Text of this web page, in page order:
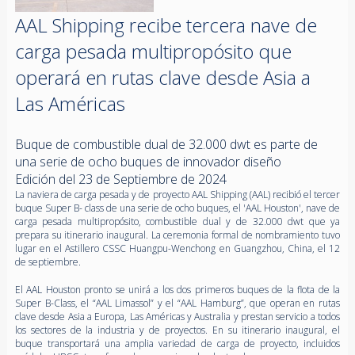
AAL Shipping recibe tercera nave de
carga pesada multipropósito que
operará en rutas clave desde Asia a
Las Américas
Buque de combustible dual de 32.000 dwt es parte de
una serie de ocho buques de innovador diseño
Edición del 23 de Septiembre de 2024
La naviera de carga pesada y de proyecto AAL Shipping (AAL) recibió el tercer
buque Super B- class de una serie de ocho buques, el 'AAL Houston', nave de
carga pesada multipropósito, combustible dual y de 32.000 dwt que ya
prepara su itinerario inaugural. La ceremonia formal de nombramiento tuvo
lugar en el Astillero CSSC Huangpu-Wenchong en Guangzhou, China, el 12
de septiembre.
El AAL Houston pronto se unirá a los dos primeros buques de la flota de la
Super B-Class, el “AAL Limassol” y el “AAL Hamburg”, que operan en rutas
clave desde Asia a Europa, Las Américas y Australia y prestan servicio a todos
los sectores de la industria y de proyectos. En su itinerario inaugural, el
buque transportará una amplia variedad de carga de proyecto, incluidos